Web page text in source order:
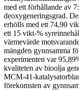
med ett förhållande av
deoxygeneringsgrad.
erhölls med ett 74,90
ett 15 vikt-%
värmevärde
mängden gynnsamma
experimenten var
kvaliteten av bioolja
MCM-41-
förekomsten av